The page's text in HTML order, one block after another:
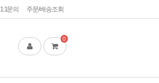
1:1문의 주문/배송조회
0